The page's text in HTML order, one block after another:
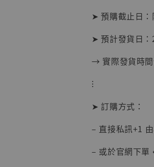
【現
子
NT$ 5,300
➤ 預購截止日
➤ 預計發貨日
→ 實際發貨時
⁝
➤ 訂購方式：
– 直接私訊+1
– 或於官網下單